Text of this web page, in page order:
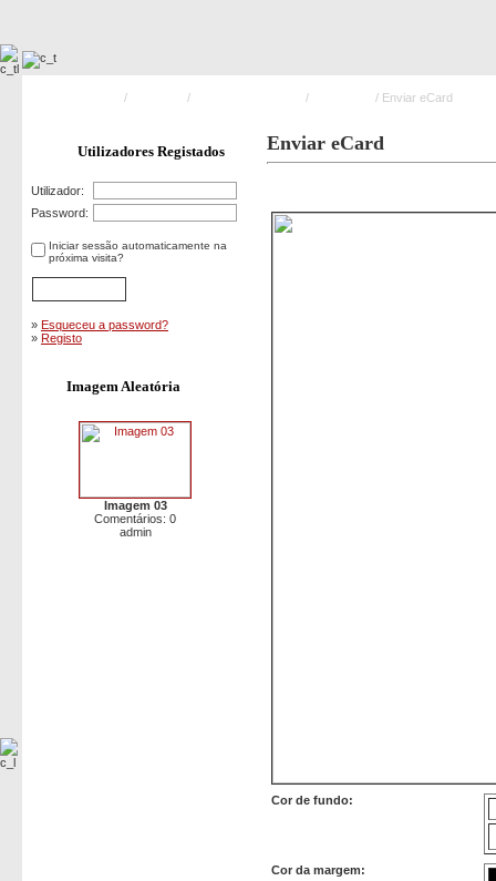
/ / / / Enviar eCard
Utilizadores Registados
Utilizador:
Password:
Iniciar sessão automaticamente na
próxima visita?
» Esqueceu a password?
» Registo
Imagem Aleatória
Imagem 03
Comentários: 0
admin
Enviar eCard
Cor de fundo:
Cor da margem: